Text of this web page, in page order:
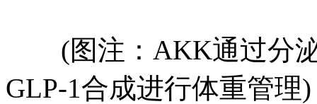
(图注：AKK通过分泌
GLP-1合成进行体重管理)